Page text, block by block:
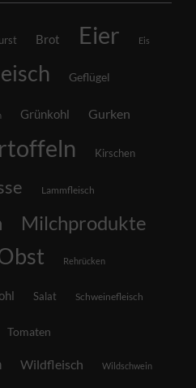
Brot Eier Eis
Geflügel
Grünkohl Gurken
Kirschen
Lammfleisch
Milchprodukte
Rehrücken
Salat Schweinefleisch
Tomaten
Wildfleisch Wildschwein